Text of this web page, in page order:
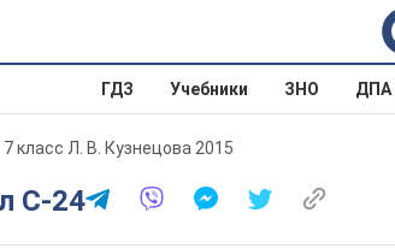
ГДЗ Учебники ЗНО ДПА
класс Л. В. Кузнецова 2015
С-24